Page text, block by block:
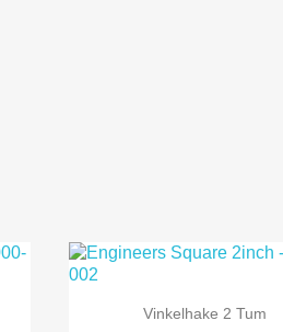
 Snabbvy
Vinkelhake 2 Tum